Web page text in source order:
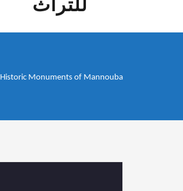
Historic Monuments of Mannouba